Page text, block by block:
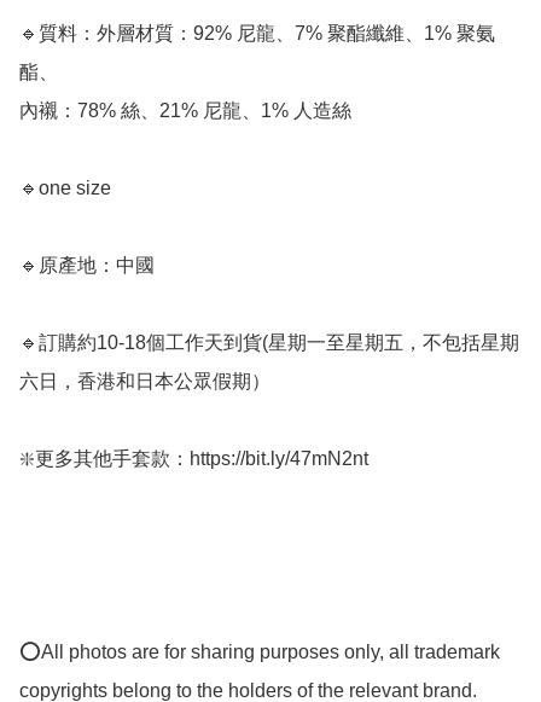
🔹質料：外層材質：92% 尼龍、7% 聚酯纖維、1% 聚氨
酯、
內襯：78% 絲、21% 尼龍、1% 人造絲
🔹one size
🔹原產地：中國
🔹訂購約10-18個工作天到貨﻿(星期一至星期五，不包括星期
六日，香港和日本公眾假期）
❇️更多其他手套款：https://bit.ly/47mN2nt
⭕All photos are for sharing purposes only, all trademark
copyrights belong to the holders of the relevant brand.